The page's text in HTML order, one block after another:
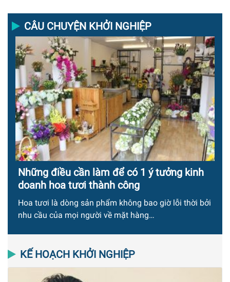
CÂU CHUYỆN KHỞI NGHIỆP
Những điều cần làm để có 1 ý tưởng kinh
doanh hoa tươi thành công
Hoa tươi là dòng sản phẩm không bao giờ lỗi thời bởi
nhu cầu của mọi người về mặt hàng…
KẾ HOẠCH KHỞI NGHIỆP